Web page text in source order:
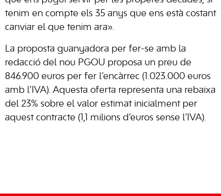
tenim en compte els 35 anys que ens està costant
canviar el que tenim ara».
La proposta guanyadora per fer-se amb la
redacció del nou PGOU proposa un preu de
846.900 euros per fer l’encàrrec (1.023.000 euros
amb l’IVA). Aquesta oferta representa una rebaixa
del 23% sobre el valor estimat inicialment per
aquest contracte (1,1 milions d’euros sense l’IVA).